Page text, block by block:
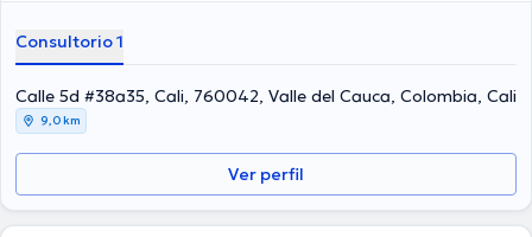
miembro de diversas asociaciones médicas. Miguel Velasquez Vera
ha colaborado en considerables conferencias con miras a tener una
formación continua en su campo de especialización y ha anunciado
diferentes artículos. Español es el idioma principal hablado por el
especialista.
Consultorio 1
Calle 5d #38a35, Cali, 760042, Valle del Cauca, Colombia, Cali
9,0 km
Ver perfil